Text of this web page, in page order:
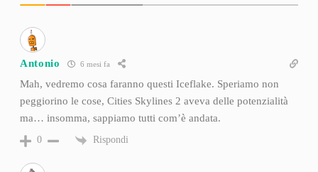
Antonio 6 mesi fa
Mah, vedremo cosa faranno questi Iceflake. Speriamo non
peggiorino le cose, Cities Skylines 2 aveva delle potenzialità
ma… insomma, sappiamo tutti com’è andata.
0 Rispondi